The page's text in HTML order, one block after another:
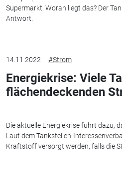
Supermarkt. Woran liegt das? Der
Antwort.
14.11.2022 #Strom
Energiekrise: Viele
flächendeckenden
Die aktuelle Energiekrise führt dazu,
Laut dem Tankstellen-
Kraftstoff versorgt werden, falls die